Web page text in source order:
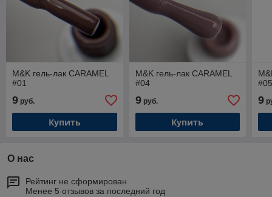
M&K гель-лак CARAMEL
#01
9 руб.
Купить
M&K гель-лак CARAMEL
#04
9руб.
Купить
9
О нас
Рейтинг не сформирован
Менее 5 отзывов за последний год